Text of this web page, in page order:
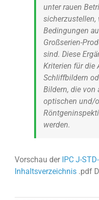
unter rauen
sicherzustellen,
Bedingungen
Großserien-
sind. Diese
Kriterien für die
Schliffbildern
Bildern, die von
optischen und/
werden.
Vorschau der IPC J-
Inhaltsverzeichnis .pdf